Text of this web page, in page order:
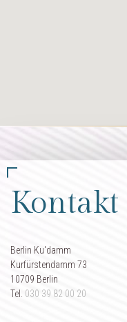
Kontakt
Berlin Ku'damm
Kurfürstendamm 73
10709 Berlin
Tel. 030 39 82 00 20